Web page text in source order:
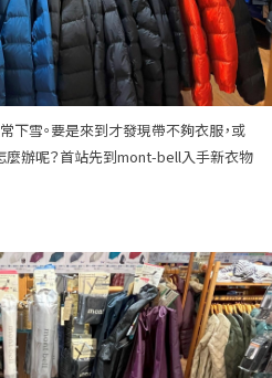
下雪。要是來到才發現帶不夠衣服，或
辦呢？首站先到mont-bell入手新衣物